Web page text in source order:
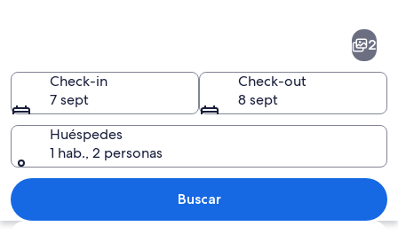
Un pueblo costero con edificios
2
Check-in
7 sept
Check-out
8 sept
Huéspedes
1 hab., 2 personas
Buscar
Ver mapa